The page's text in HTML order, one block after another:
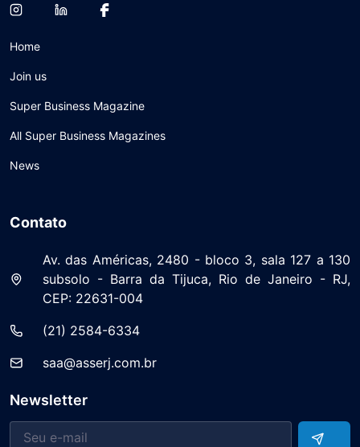
Home
Join us
Super Business Magazine
All Super Business Magazines
News
Contato
Av. das Américas, 2480 - bloco 3, sala 127 a 130
subsolo - Barra da Tijuca, Rio de Janeiro - RJ,
CEP: 22631-004
(21) 2584-6334
saa@asserj.com.br
Newsletter